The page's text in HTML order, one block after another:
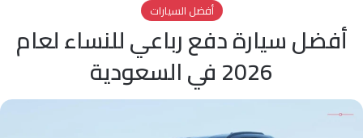
أفضل السيارات
أفضل سيارة دفع رباعي للنساء لعام
2026 في السعودية